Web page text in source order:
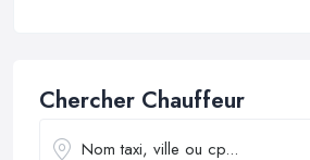
Chercher Chauffeur